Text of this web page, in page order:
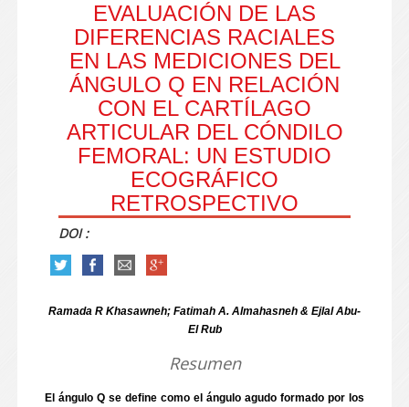
EVALUACIÓN DE LAS
DIFERENCIAS RACIALES
EN LAS MEDICIONES DEL
ÁNGULO Q EN RELACIÓN
CON EL CARTÍLAGO
ARTICULAR DEL CÓNDILO
FEMORAL: UN ESTUDIO
ECOGRÁFICO
RETROSPECTIVO
DOI :
Ramada R Khasawneh; Fatimah A. Almahasneh & Ejlal Abu-
El Rub
Resumen
El ángulo Q se define como el ángulo agudo formado por los